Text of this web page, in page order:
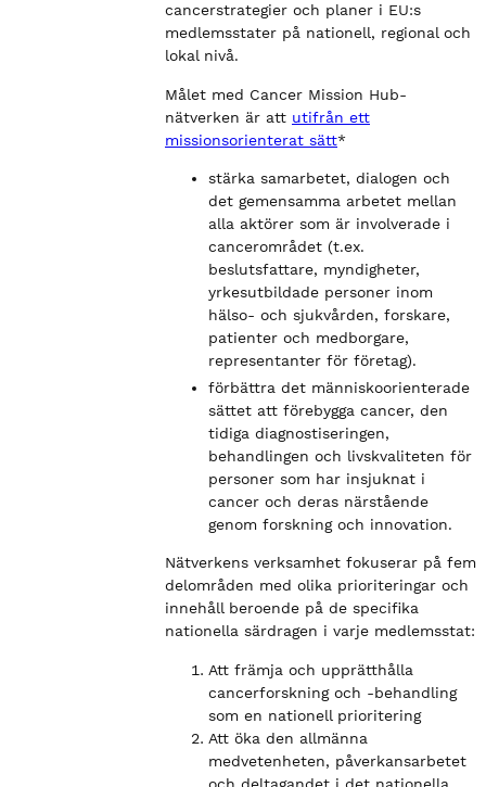
cancerstrategier och planer i EU:s
medlemsstater på nationell, regional och
lokal nivå.
Målet med Cancer Mission Hub-
nätverken är att utifrån ett
missionsorienterat sätt*
stärka samarbetet, dialogen och
det gemensamma arbetet mellan
alla aktörer som är involverade i
cancerområdet (t.ex.
beslutsfattare, myndigheter,
yrkesutbildade personer inom
hälso- och sjukvården, forskare,
patienter och medborgare,
representanter för företag).
förbättra det människoorienterade
sättet att förebygga cancer, den
tidiga diagnostiseringen,
behandlingen och livskvaliteten för
personer som har insjuknat i
cancer och deras närstående
genom forskning och innovation.
Nätverkens verksamhet fokuserar på fem
delområden med olika prioriteringar och
innehåll beroende på de specifika
nationella särdragen i varje medlemsstat:
Att främja och upprätthålla
cancerforskning och -behandling
som en nationell prioritering
Att öka den allmänna
medvetenheten, påverkansarbetet